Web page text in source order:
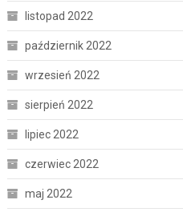
listopad 2022
październik 2022
wrzesień 2022
sierpień 2022
lipiec 2022
czerwiec 2022
maj 2022